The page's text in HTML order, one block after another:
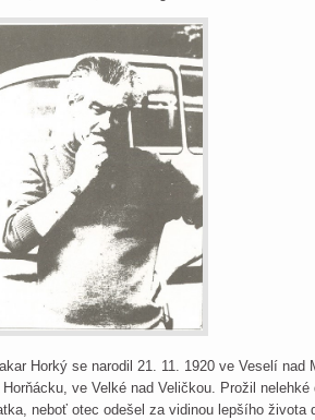
Horký se narodil 21. 11. 1920 ve Veselí
Horňácku, ve Velké nad Veličkou. Prožil
neboť otec odešel za vidinou lepšího života